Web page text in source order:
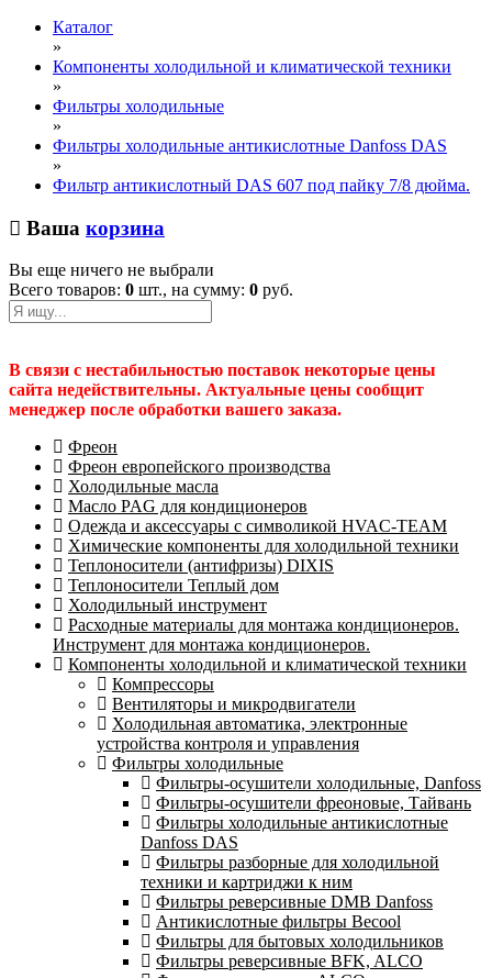
Каталог
»
Компоненты холодильной и климатической техники
»
Фильтры холодильные
»
Фильтры холодильные антикислотные Danfoss DAS
»
Фильтр антикислотный DAS 607 под пайку 7/8 дюйма.
Ваша корзина
Вы еще ничего не выбрали
Всего товаров: 0 шт., на сумму: 0 руб.
В связи с нестабильностью поставок некоторые цены
сайта недействительны. Актуальные цены сообщит
менеджер после обработки вашего заказа.
Фреон
Фреон европейского производства
Холодильные масла
Масло PAG для кондиционеров
Одежда и аксессуары с символикой HVAC-TEAM
Химические компоненты для холодильной техники
Теплоносители (антифризы) DIXIS
Теплоносители Теплый дом
Холодильный инструмент
Расходные материалы для монтажа кондиционеров.
Инструмент для монтажа кондиционеров.
Компоненты холодильной и климатической техники
Компрессоры
Вентиляторы и микродвигатели
Холодильная автоматика, электронные
устройства контроля и управления
Фильтры холодильные
Фильтры-осушители холодильные, Danfoss
Фильтры-осушители фреоновые, Тайвань
Фильтры холодильные антикислотные
Danfoss DAS
Фильтры разборные для холодильной
техники и картриджи к ним
Фильтры реверсивные DMB Danfoss
Антикислотные фильтры Becool
Фильтры для бытовых холодильников
Фильтры реверсивные BFK, ALCO